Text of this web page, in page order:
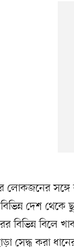
লোকজনের
বিভিন্ন দেশ
বিভিন্ন বিলে
সেদ্ধ করা